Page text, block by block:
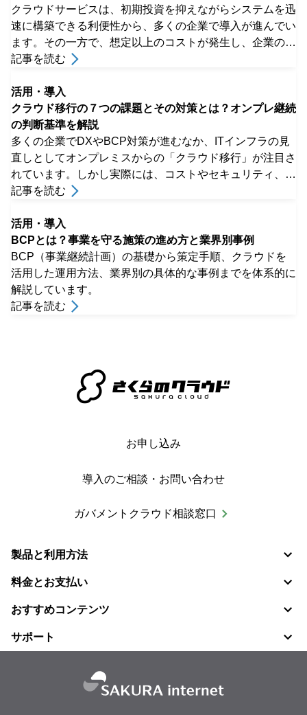
技術・インフラ
ガバメントクラウド
セキュリティ
開発
活用・導入
オンボーディング
関連記事
クラウドサービスは、初期投資を抑えながらシステムを迅
務を圧迫するケースが見られることから、「クラウド破
活用・導入
の判断基準を解説
直しとしてオンプレミスからの「クラウド移行」が注目さ
れています。しかし実際には、コストやセキュリティ、既